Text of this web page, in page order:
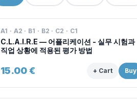
A1 · A2 · B1 · B2 · C2 · C1
C.L.A.I.R.E — 어플리케이션 - 실무 시험과
직업 상황에 적용된 평가 방법
15.00€ + Cart Buy